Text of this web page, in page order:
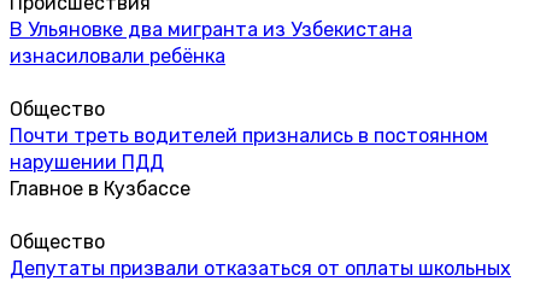
В Ульяновке два мигранта из Узбекистана
изнасиловали ребёнка
Общество
Почти треть водителей признались в постоянном
нарушении ПДД
Главное в Кузбассе
Общество
Депутаты призвали отказаться от оплаты школьных